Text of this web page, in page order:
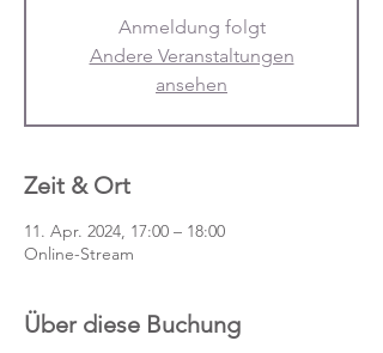
Anmeldung folgt
Andere Veranstaltungen
ansehen
Zeit & Ort
11. Apr. 2024, 17:00 – 18:00
Online-Stream
Über diese Buchung